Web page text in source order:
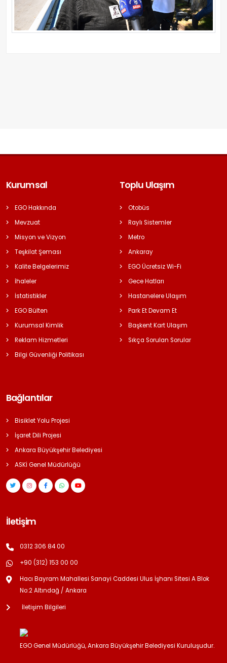
Kurumsal
EGO Hakkında
Mevzuat
Misyon ve Vizyon
Teşkilat Şeması
Kalite Belgelerimiz
İhaleler
İstatistikler
EGO Bülten
Kurumsal Kimlik
Reklam Hizmetleri
Bilgi Güvenliği Politikası
Toplu Ulaşım
Otobüs
Raylı Sistemler
Metro
Ankaray
EGO Ücretsiz Wi-Fi
Gece Hatları
Hastanelere Ulaşım
Park Et Devam Et
Başkent Kart Ulaşım
Sıkça Sorulan Sorular
Bağlantılar
Bisiklet Yolu Projesi
İşaret Dili Projesi
Ankara Büyükşehir Belediyesi
ASKİ Genel Müdürlüğü
İletişim
0312 306 84 00
+90 (312) 153 00 00
Hacı Bayram Mahallesi Sanayi Caddesi Ulus İşhanı Sitesi A Blok
No:2 Altındağ / Ankara
İletişim Bilgileri
EGO Genel Müdürlüğü, Ankara Büyükşehir Belediyesi Kuruluşudur.